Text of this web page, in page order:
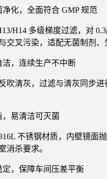
净化，全面符合 GMP 规范
H14 多级梯度过滤，对
交叉污染，适配无菌制剂、
洁，连续生产不中断
吹清灰，过滤与清灰同步
易清洁可灭菌
不锈钢材质，内壁镜面
消杀要求。
定，保障车间压差平衡